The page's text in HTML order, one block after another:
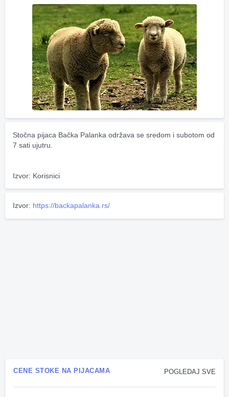
Stočna pijaca Bačka Palanka održava se sredom i subotom od
7 sati ujutru.
Izvor: Korisnici
Izvor: https://backapalanka.rs/
POGLEDAJ SVE
CENE STOKE NA PIJACAMA